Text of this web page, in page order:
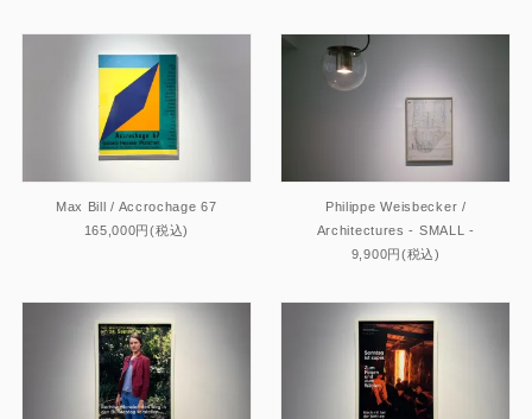
Max Bill / Accrochage 67
165,000円(税込)
Philippe Weisbecker /
Architectures - SMALL -
9,900円(税込)